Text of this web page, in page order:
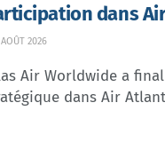
dans
2026
Air Worldwide a
dans Air